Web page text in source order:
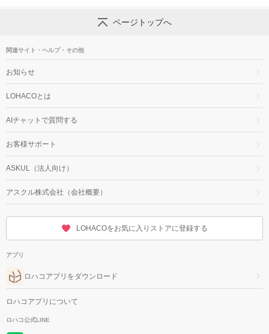
ページトップへ
関連サイト・ヘルプ・その他
お知らせ
LOHACOとは
AIチャットで質問する
お客様サポート
ASKUL（法人向け）
アスクル株式会社（会社概要）
LOHACOをお気に入りストアに登録する
アプリ
ロハコアプリをダウンロード
ロハコアプリについて
ロハコ公式LINE